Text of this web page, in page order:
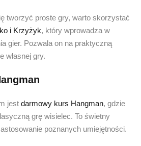
tworzyć proste gry, warto skorzystać
i Krzyżyk, który wprowadza w
gier. Pozwala on na praktyczną
własnej gry.
jest darmowy kurs Hangman, gdzie
grę wisielec. To świetny
poznanych umiejętności.